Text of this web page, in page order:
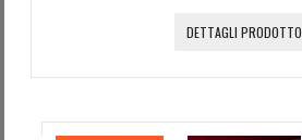
DETTAGLI PRODOTTO